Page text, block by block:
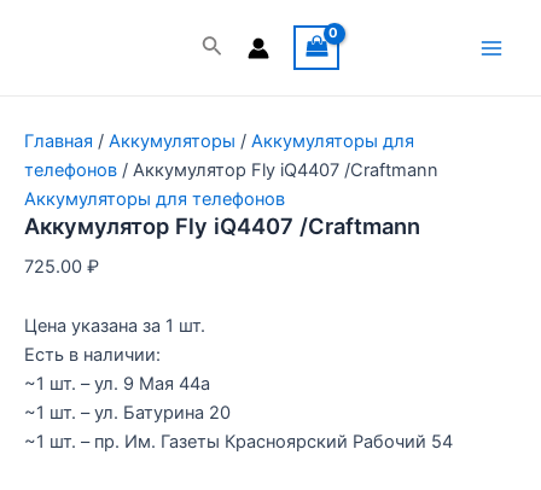
Поиск
Главная / Аккумуляторы / Аккумуляторы для
телефонов / Аккумулятор Fly iQ4407 /Craftmann
Аккумуляторы для телефонов
Аккумулятор Fly iQ4407 /Craftmann
725.00 ₽
Цена указана за 1 шт.
Есть в наличии:
~1 шт. – ул. 9 Мая 44а
~1 шт. – ул. Батурина 20
~1 шт. – пр. Им. Газеты Красноярский Рабочий 54